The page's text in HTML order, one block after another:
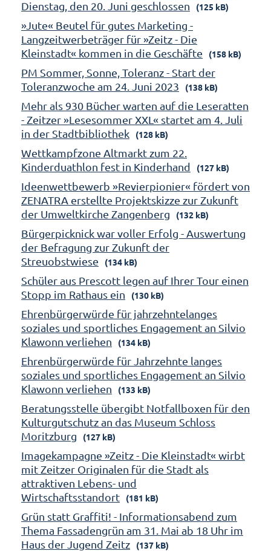
Dienstag, den 20. Juni geschlossen
(125 kB)
»Jute« Beutel für gutes Marketing -
Langzeitwerbeträger für »Zeitz - Die
Kleinstadt« kommen in die Geschäfte
(158 kB)
PM Sommer, Sonne, Toleranz - Start der
Toleranzwoche am 24. Juni 2023
(138 kB)
Mehr als 930 Bücher warten auf die Leseratten
- Zeitzer »Lesesommer XXL« startet am 4. Juli
in der Stadtbibliothek
(128 kB)
Wettkampfzone Altmarkt zum 22.
Kinderduathlon fest in Kinderhand
(127 kB)
Ideenwettbewerb »Revierpionier« fördert von
ZENATRA erstellte Projektskizze zur Zukunft
der Umweltkirche Zangenberg
(132 kB)
Bürgerpicknick war voller Erfolg - Auswertung
der Befragung zur Zukunft der
Streuobstwiese
(134 kB)
Schüler aus Prescott legen auf Ihrer Tour einen
Stopp im Rathaus ein
(130 kB)
Ehrenbürgerwürde für jahrzehntelanges
soziales und sportliches Engagement an Silvio
Klawonn verliehen
(134 kB)
Ehrenbürgerwürde für Jahrzehnte langes
soziales und sportliches Engagement an Silvio
Klawonn verliehen
(133 kB)
Beratungsstelle übergibt Notfallboxen für den
Kulturgutschutz an das Museum Schloss
Moritzburg
(127 kB)
Imagekampagne »Zeitz - Die Kleinstadt« wirbt
mit Zeitzer Originalen für die Stadt als
attraktiven Lebens- und
Wirtschaftsstandort
(181 kB)
Grün statt Graffiti! - Informationsabend zum
Thema Fassadengrün am 31. Mai ab 18 Uhr im
Haus der Jugend Zeitz
(137 kB)